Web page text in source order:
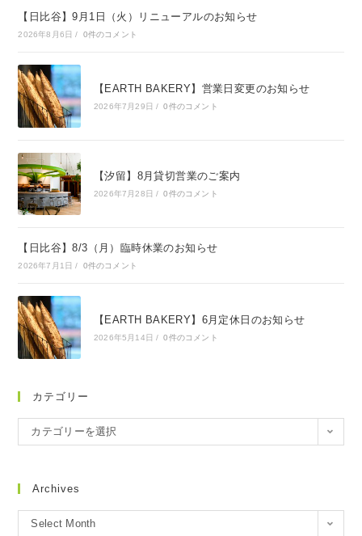
【日比谷】9月1日（火）リニューアルのお知らせ
2026年8月6日 / 0件のコメント
【EARTH BAKERY】営業日変更のお知らせ
2026年7月29日 / 0件のコメント
【汐留】8月貸切営業のご案内
2026年7月28日 / 0件のコメント
【日比谷】8/3（月）臨時休業のお知らせ
2026年7月1日 / 0件のコメント
【EARTH BAKERY】6月定休日のお知らせ
2026年5月14日 / 0件のコメント
カテゴリー
カテゴリーを選択
Archives
Select Month